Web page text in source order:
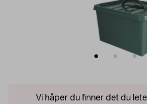
Vi håper du finner det du